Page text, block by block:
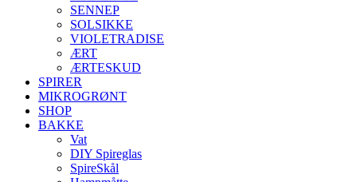
SENNEP
SOLSIKKE
VIOLETRADISE
ÆRT
ÆRTESKUD
SPIRER
MIKROGRØNT
SHOP
BAKKE
Vat
DIY Spireglas
SpireSkål